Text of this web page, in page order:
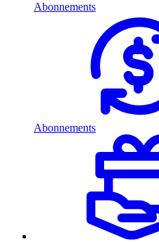
Abonnements
Abonnements